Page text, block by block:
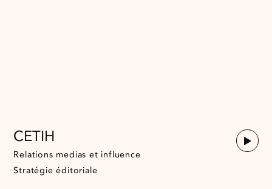
CETIH
Relations medias et influence
Stratégie éditoriale